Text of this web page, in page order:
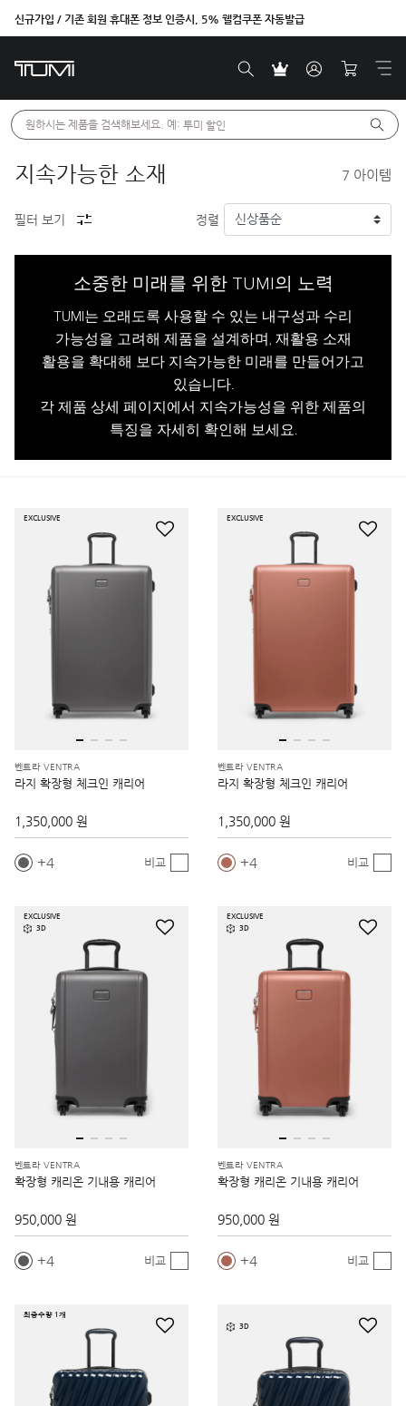
신규가입 / 기존 회원 휴대폰 정보 인증시, 5% 웰컴쿠폰 자동발급
원하시는 제품을 검색해보세요. 예: 투미 할인
지속가능한 소재 7 아이템
필터 보기 정렬
소중한 미래를 위한 TUMI의 노력
TUMI는 오래도록 사용할 수 있는 내구성과 수리
가능성을 고려해 제품을 설계하며, 재활용 소재
활용을 확대해 보다 지속가능한 미래를 만들어가고
있습니다.
각 제품 상세 페이지에서 지속가능성을 위한 제품의
특징을 자세히 확인해 보세요.
EXCLUSIVE
벤트라 VENTRA
라지 확장형 체크인 캐리어
1,350,000 원
4 비교
EXCLUSIVE
벤트라 VENTRA
라지 확장형 체크인 캐리어
1,350,000 원
4 비교
EXCLUSIVE
3D
벤트라 VENTRA
확장형 캐리온 기내용 캐리어
950,000 원
4 비교
EXCLUSIVE
3D
벤트라 VENTRA
확장형 캐리온 기내용 캐리어
950,000 원
4 비교
최종수량 1개
3D